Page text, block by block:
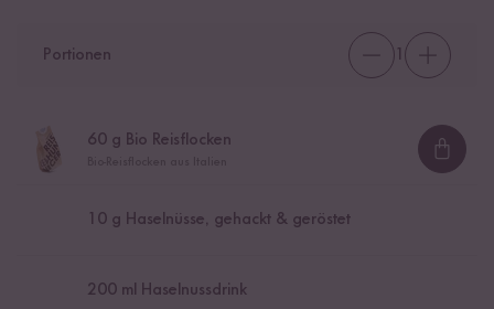
Portionen
60 g Bio Reisflocken
10 g Haselnüsse, gehackt & geröstet
200 ml Haselnussdrink